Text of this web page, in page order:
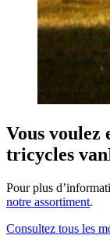
Vous voulez
tricycles
Pour plus
notre assortiment.
Consultez tous les